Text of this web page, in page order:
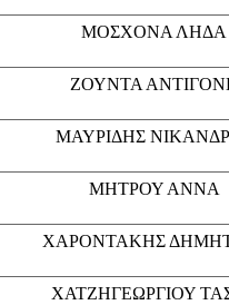
ΜΟΣΧΟΝΑ ΛΗΔΑ
ΖΟΥΝΤΑ
ΜΑΥΡΙΔΗΣ
ΜΗΤΡΟΥ ΑΝΝΑ
ΧΑΡΟΝΤΑΚΗΣ
ΧΑΤΖΗΓΕΩΡΓΙΟΥ